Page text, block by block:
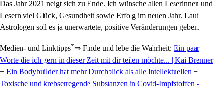
Das Jahr 2021 neigt sich zu Ende. Ich wünsche allen Leserinnen und
Lesern viel Glück, Gesundheit sowie Erfolg im neuen Jahr. Laut
Astrologen soll es ja unerwartete, positive Veränderungen geben.
Medien- und Linktipps*⇒ Finde und lebe die Wahrheit: Ein paar
Worte die ich gern in dieser Zeit mit dir teilen möchte... | Kai Brenner
+ Ein Bodybuilder hat mehr Durchblick als alle Intellektuellen +
Toxische und krebserregende Substanzen in Covid-Impfstoffen -